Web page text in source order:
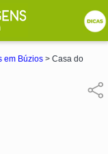
em Búzios > Casa do